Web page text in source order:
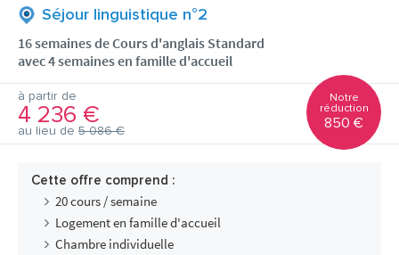
Séjour linguistique n°2
16 semaines de Cours d'anglais Standard
avec 4 semaines en famille d'accueil
à partir de
4 236 €
au lieu de 5 086 €
Notre
réduction
850 €
Cette offre comprend :
20 cours / semaine
Logement en famille d'accueil
Chambre individuelle